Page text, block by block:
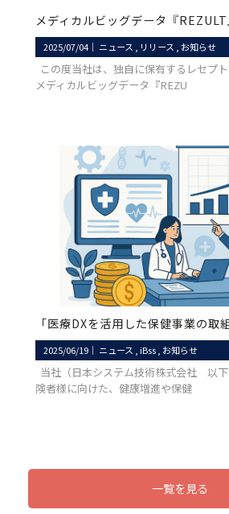
2025/07/04｜ ニュース リリース お知らせ
この度当社は、独自に保有するレセプ
メディカルビッグデータ『REZU
2025/06/19｜ ニュース iBss お知らせ
当社（日本システム技術株式会社 以
険者様に向けた、健康増進や保健
一覧を見る